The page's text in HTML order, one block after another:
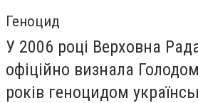
Геноцид
У 2006 році Верховна
офіційно визнала
років геноцидом